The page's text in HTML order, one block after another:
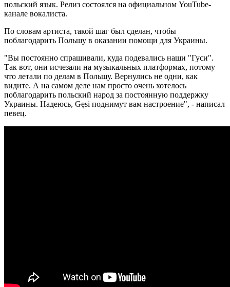
польский язык. Релиз состоялся на официальном YouTube-
канале вокалиста.
По словам артиста, такой шаг был сделан, чтобы
поблагодарить Польшу в оказании помощи для Украины.
"Вы постоянно спрашивали, куда подевались наши "Гуси".
Так вот, они исчезали на музыкальных платформах, потому
что летали по делам в Польшу. Вернулись не одни, как
видите. А на самом деле нам просто очень хотелось
поблагодарить польский народ за постоянную поддержку
Украины. Надеюсь, Gęsi поднимут вам настроение", - написал
певец.